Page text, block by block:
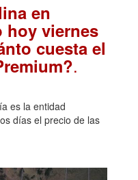
en
hoy viernes
cuesta el
.
es la entidad
días el precio de las